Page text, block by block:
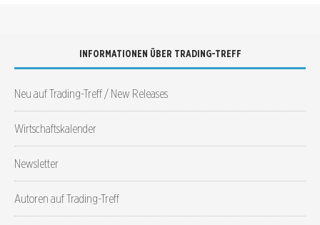
INFORMATIONEN ÜBER TRADING-TREFF
Neu auf Trading-Treff / New Releases
Wirtschaftskalender
Newsletter
Autoren auf Trading-Treff